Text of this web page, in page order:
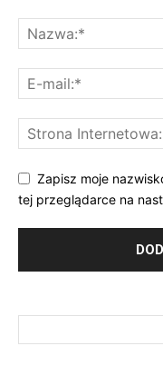
Zapisz moje
tej przeglądarce na